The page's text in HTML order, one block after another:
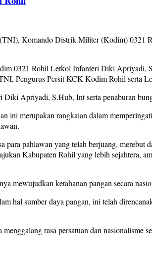
Komando Distrik Militer (Kodim) 0321
0321 Rohil Letkol Infanteri Diki
Pengurus Persit KCK Kodim Rohil serta
Apriyadi, S.Hub, Int serta penaburan
ini merupakan rangkaian dalam
para pahlawan yang telah berjuang,
Kabupaten Rohil yang lebih sejahtera,
mewujudkan ketahanan pangan secara
hal sumber daya pangan, ini telah
rasa persatuan dan nasionalisme